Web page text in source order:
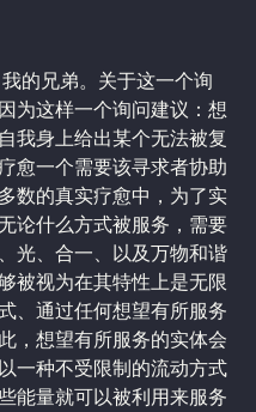
的兄弟。关于这一个询
为这样一个询问建议：想
我身上给出某个无法被复
愈一个需要该寻求者协助
数的真实疗愈中，为了实
论什么方式被服务，需要
光、合一、以及万物和谐
被视为在其特性上是无限
、通过任何想望有所服务
，想望有所服务的实体会
一种不受限制的流动方式
能量就可以被利用来服务